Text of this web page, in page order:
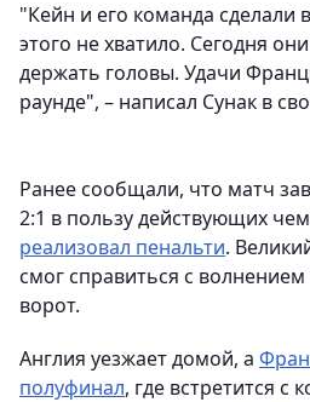
"Кейн и его команда сделали
этого не хватило. Сегодня
держать головы. Удачи
раунде", – написал Сунак в
Ранее сообщали, что матч
2:1 в пользу действующих
реализовал пенальти.
смог справиться с
ворот.
Англия уезжает домой, а
полуфинал, где встретится с